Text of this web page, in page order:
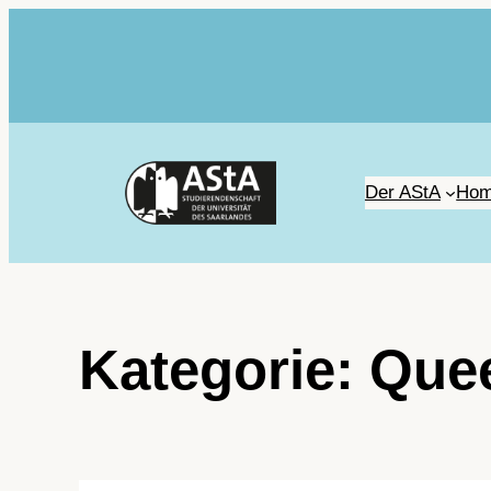
Der AStA
Kategorie: